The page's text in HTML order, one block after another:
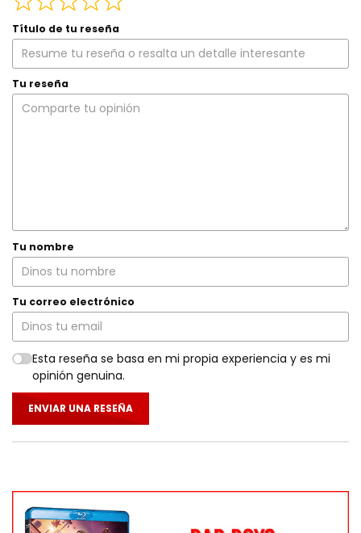
Título de tu reseña
Tu reseña
Tu nombre
Tu correo electrónico
Esta reseña se basa en mi propia experiencia y es mi
opinión genuina.
ENVIAR UNA RESEÑA